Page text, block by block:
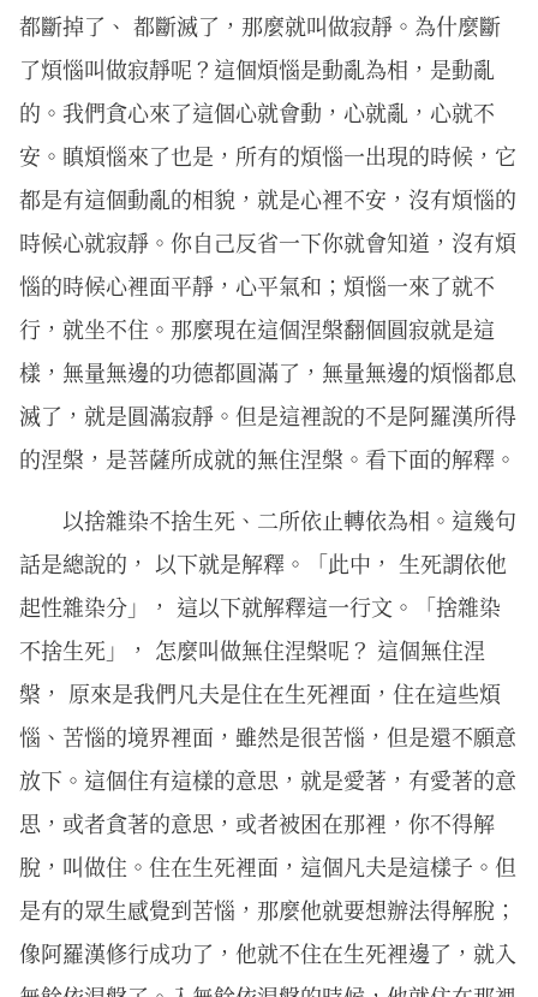
都斷掉了、 都斷滅了，那麼就叫做寂靜。為什麼斷
了煩惱叫做寂靜呢？這個煩惱是動亂為相，是動亂
的。我們貪心來了這個心就會動，心就亂，心就不
安。瞋煩惱來了也是，所有的煩惱一出現的時候，它
都是有這個動亂的相貌，就是心裡不安，沒有煩惱的
時候心就寂靜。你自己反省一下你就會知道，沒有煩
惱的時候心裡面平靜，心平氣和；煩惱一來了就不
行，就坐不住。那麼現在這個涅槃翻個圓寂就是這
樣，無量無邊的功德都圓滿了，無量無邊的煩惱都息
滅了，就是圓滿寂靜。但是這裡說的不是阿羅漢所得
的涅槃，是菩薩所成就的無住涅槃。看下面的解釋。
以捨雜染不捨生死、二所依止轉依為相。這幾句
話是總說的， 以下就是解釋。「此中， 生死謂依他
起性雜染分」， 這以下就解釋這一行文。「捨雜染
不捨生死」， 怎麼叫做無住涅槃呢？ 這個無住涅
槃， 原來是我們凡夫是住在生死裡面，住在這些煩
惱、苦惱的境界裡面，雖然是很苦惱，但是還不願意
放下。這個住有這樣的意思，就是愛著，有愛著的意
思，或者貪著的意思，或者被困在那裡，你不得解
脫，叫做住。住在生死裡面，這個凡夫是這樣子。但
是有的眾生感覺到苦惱，那麼他就要想辦法得解脫；
像阿羅漢修行成功了，他就不住在生死裡邊了，就入